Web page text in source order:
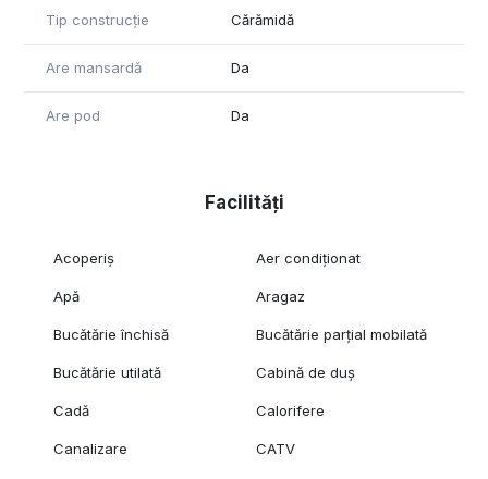
Tip construcție Cărămidă
Are mansardă Da
Are pod Da
Facilități
Acoperiș Aer condiționat
Apă Aragaz
Bucătărie închisă Bucătărie parțial mobilată
Bucătărie utilată Cabină de duș
Cadă Calorifere
Canalizare CATV